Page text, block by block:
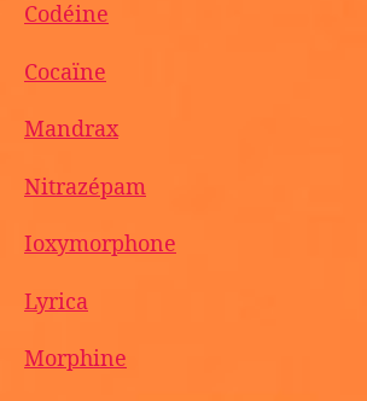
Codéine
Cocaïne
Mandrax
Nitrazépam
Ioxymorphone
Lyrica
Morphine